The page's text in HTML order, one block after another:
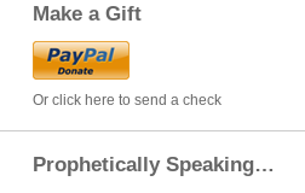
Make a Gift
Or click here to send a check
Prophetically Speaking…